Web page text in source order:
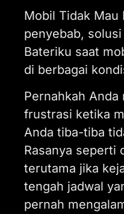
Mobil Tidak Mau
penyebab,
Bateriku saat
di berbagai
Pernahkah
frustrasi ketika
Anda tiba-tiba
Rasanya seperti
terutama jika
tengah jadwal
pernah